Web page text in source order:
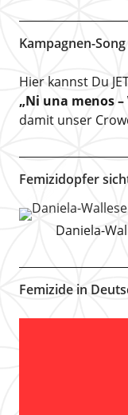
Kampagnen-
Hier kannst Du
„Ni una menos
damit unser
Femizidopfer
Daniela-
Femizide in